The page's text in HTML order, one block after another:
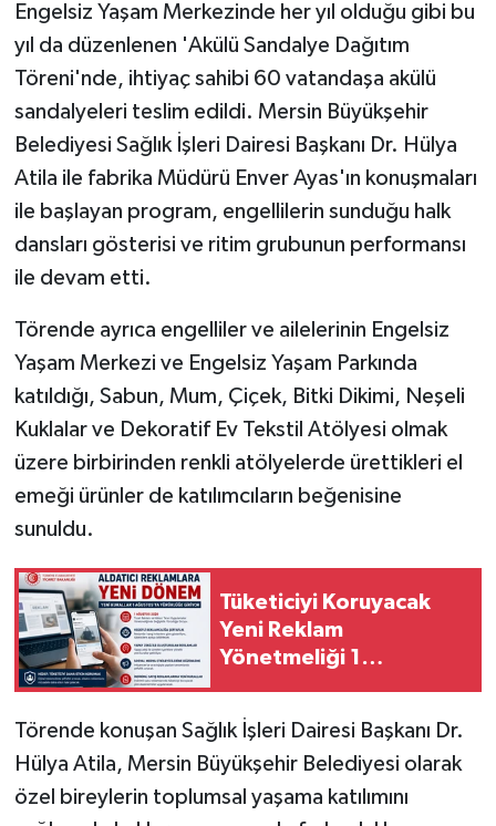
Engelsiz Yaşam Merkezinde her yıl olduğu gibi bu
yıl da düzenlenen 'Akülü Sandalye Dağıtım
Töreni'nde, ihtiyaç sahibi 60 vatandaşa akülü
sandalyeleri teslim edildi. Mersin Büyükşehir
Belediyesi Sağlık İşleri Dairesi Başkanı Dr. Hülya
Atila ile fabrika Müdürü Enver Ayas'ın konuşmaları
ile başlayan program, engellilerin sunduğu halk
dansları gösterisi ve ritim grubunun performansı
ile devam etti.
Törende ayrıca engelliler ve ailelerinin Engelsiz
Yaşam Merkezi ve Engelsiz Yaşam Parkında
katıldığı, Sabun, Mum, Çiçek, Bitki Dikimi, Neşeli
Kuklalar ve Dekoratif Ev Tekstil Atölyesi olmak
üzere birbirinden renkli atölyelerde ürettikleri el
emeği ürünler de katılımcıların beğenisine
sunuldu.
Tüketiciyi Koruyacak
Yeni Reklam
Yönetmeliği 1
Törende konuşan Sağlık İşleri Dairesi Başkanı Dr.
Hülya Atila, Mersin Büyükşehir Belediyesi olarak
özel bireylerin toplumsal yaşama katılımını